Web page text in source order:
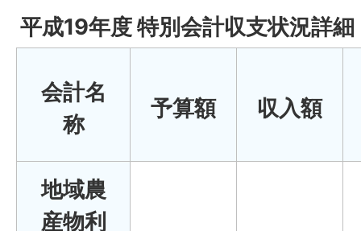
平成19年度 特別会計収支状況詳細
会計名
称
予算額 収入額
地域農
産物利